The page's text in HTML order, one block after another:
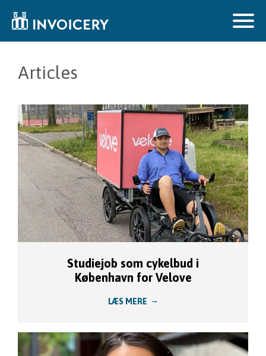
Articles
Studiejob som cykelbud i
København for Velove
LÆS MERE